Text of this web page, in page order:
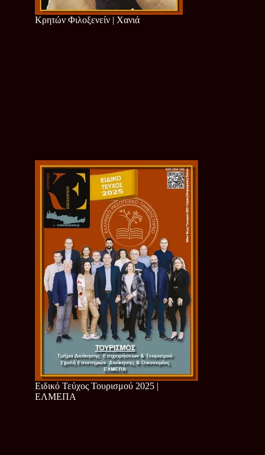
Κρητών Φιλοξενείν | Χανιά
Ειδικό Τεύχος Τουρισμού 2025 |
ΕΛΜΕΠΑ